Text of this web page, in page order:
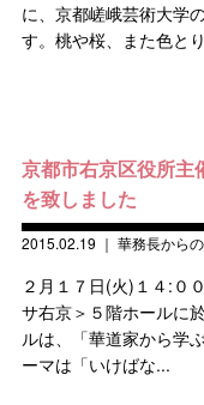
に、京都嵯峨芸術大学
す。桃や桜、また色と
京都市右京区役所主
を致しました
2015.02.19 ｜ 華務長から
２月１７日(火)１４:０
サ右京＞５階ホールに
ルは、「華道家から学
ーマは「いけばな...